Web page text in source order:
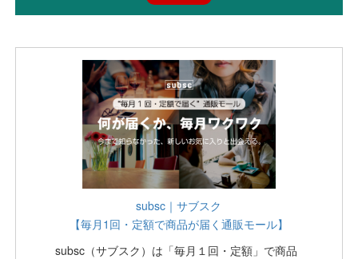
subsc｜サブスク
【毎月1回・定額で商品が届く通販モール】
subsc（サブスク）は「毎月１回・定額」で商品